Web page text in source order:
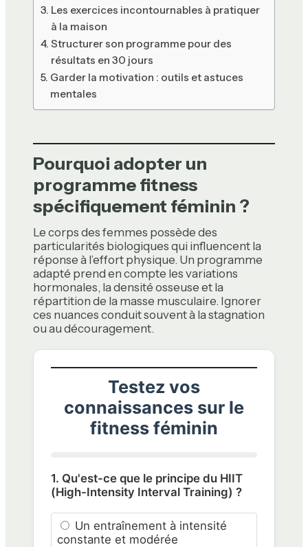
Les exercices incontournables à pratiquer
à la maison
Structurer son programme pour des
résultats en 30 jours
Garder la motivation : outils et astuces
mentales
Pourquoi adopter un
programme fitness
spécifiquement féminin ?
Le corps des femmes possède des
particularités biologiques qui influencent la
réponse à l’effort physique. Un programme
adapté prend en compte les variations
hormonales, la densité osseuse et la
répartition de la masse musculaire. Ignorer
ces nuances conduit souvent à la stagnation
ou au découragement.
Testez vos
connaissances sur le
fitness féminin
1. Qu'est-ce que le principe du HIIT
(High-Intensity Interval Training) ?
Un entraînement à intensité
constante et modérée